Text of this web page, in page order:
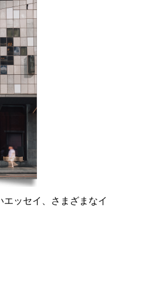
ッセイ、さまざまなイ